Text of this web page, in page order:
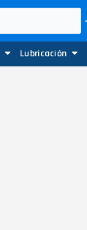
Lubricación